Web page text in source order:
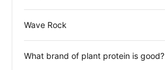
Wave Rock
What brand of plant protein is good?